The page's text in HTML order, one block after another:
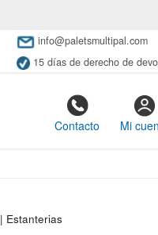
info@paletsmultipal.com
15 días de derecho de
Contacto Mi
| Estanterias